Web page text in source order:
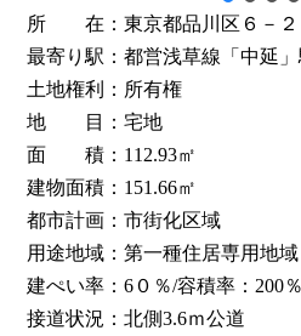
所 在：東京都品川区６－２
最寄り駅：都営浅草線「中延
土地権利：所有権
地 目：宅地
面 積：112.93㎡
建物面積：151.66㎡
都市計画：市街化区域
用途地域：第一種住居専用地域
建ぺい率：6０％/容積率：200％
接道状況：北側3.6ｍ公道